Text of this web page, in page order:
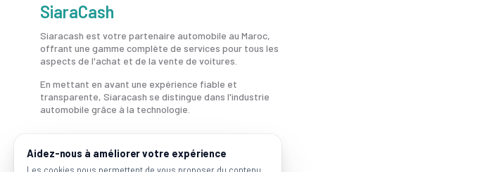
SiaraCash
Siaracash est votre partenaire automobile au Maroc,
offrant une gamme complète de services pour tous les
aspects de l'achat et de la vente de voitures.
En mettant en avant une expérience fiable et
transparente, Siaracash se distingue dans l'industrie
automobile grâce à la technologie.
Aidez-nous à améliorer votre expérience